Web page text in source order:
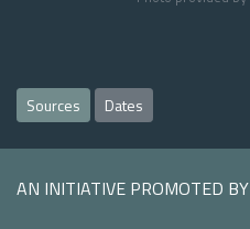
Sources Dates
AN INITIATIVE PROMOTED BY